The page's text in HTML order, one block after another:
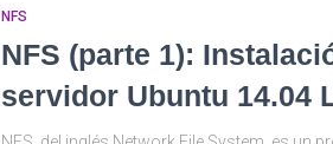
NFS
NFS (parte 1):
servidor Ubuntu 14.04